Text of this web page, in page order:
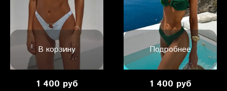
В корзину
1 400 руб
Подробнее
1 400 руб